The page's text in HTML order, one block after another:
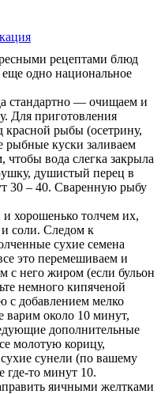
рецептами блюд
одно национальное
стандартно — очищаем и
Для приготовления
красной рыбы (осетрину,
рыбные куски заливаем
чтобы вода слегка закрыла
душистый перец в
30 – 40. Сваренную рыбу
хорошенько толчем их,
и соли. Следом к
сухие семена
это перемешиваем и
с него жиром (если бульон
немного кипяченой
с добавлением мелко
варим около 10 минут,
дополнительные
молотую корицу,
сунели (по вашему
то минут 10.
яичными желтками